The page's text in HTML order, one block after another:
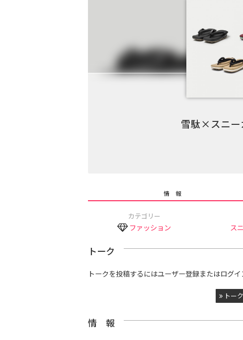
雪駄×スニー
情 報
カテゴリー
ファッション ス
トーク
トークを投稿するにはユーザー登録またはログイ
トー
情 報